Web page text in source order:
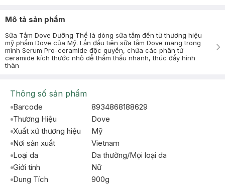
Mô tả sản phẩm
Sữa Tắm Dove Dưỡng Thể là dòng sữa tắm đến từ thương hiệu
mỹ phẩm Dove của Mỹ. Lần đầu tiên sữa tắm Dove mang trong
mình Serum Pro-ceramide độc quyền, chứa các phân tử
ceramide kích thước nhỏ dễ thẩm thấu nhanh, thúc đẩy hình
thàn
Thông số sản phẩm
Barcode
8934868188629
Thương Hiệu
Dove
Xuất xứ thương hiệu
Mỹ
Nơi sản xuất
Vietnam
Loại da
Da thường/Mọi loại da
Giới tính
Nữ
Dung Tích
900g